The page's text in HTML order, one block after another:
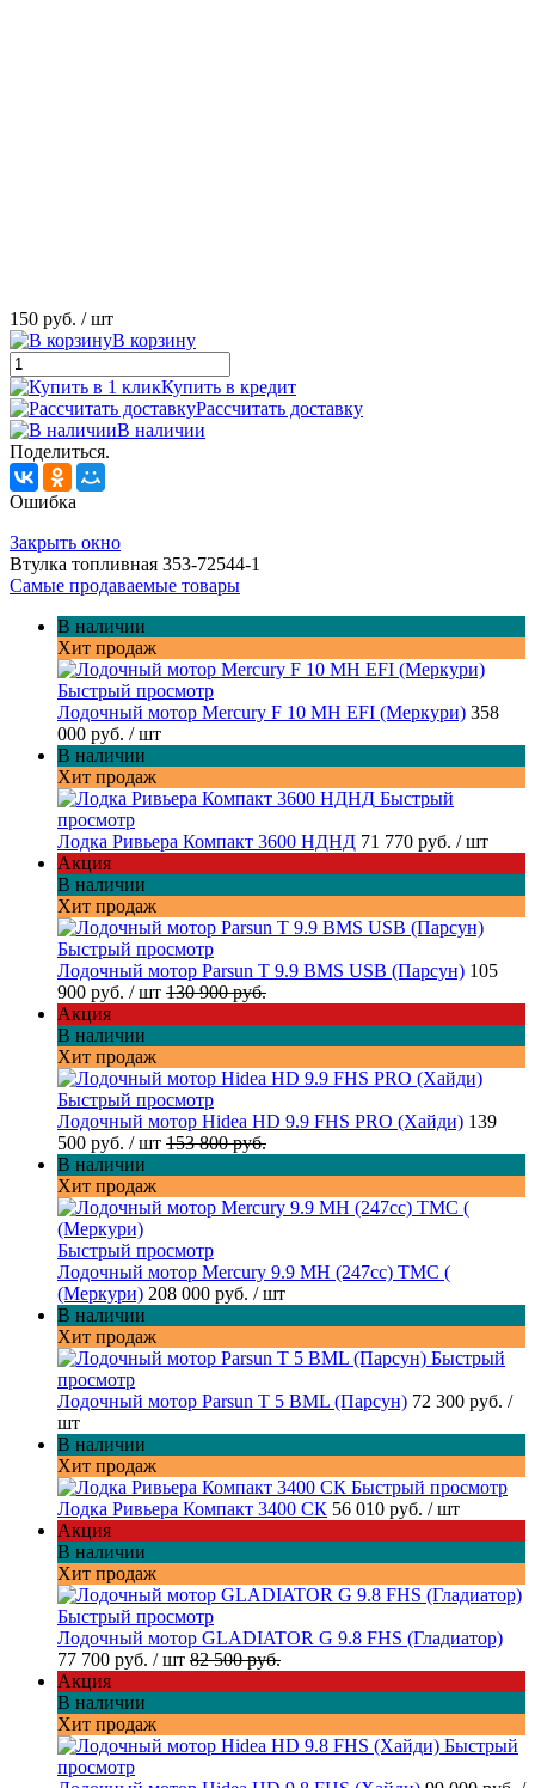
150 руб. / шт
В корзину
Купить в кредит
Рассчитать доставку
В наличии
Поделиться.
Ошибка
Закрыть окно
Втулка топливная 353-72544-1
Самые продаваемые товары
В наличии
Хит продаж
Быстрый просмотр
Лодочный мотор Mercury F 10 MH EFI (Меркури) 358
000 руб. / шт
В наличии
Хит продаж
Быстрый
просмотр
Лодка Ривьера Компакт 3600 НДНД 71 770 руб. / шт
Акция
В наличии
Хит продаж
Быстрый просмотр
Лодочный мотор Parsun T 9.9 BMS USB (Парсун) 105
900 руб. / шт 130 900 руб.
Акция
В наличии
Хит продаж
Быстрый просмотр
Лодочный мотор Hidea HD 9.9 FHS PRO (Хайди) 139
500 руб. / шт 153 800 руб.
В наличии
Хит продаж
Быстрый просмотр
Лодочный мотор Mercury 9.9 МН (247cc) TMC (
(Меркури) 208 000 руб. / шт
В наличии
Хит продаж
Быстрый
просмотр
Лодочный мотор Parsun T 5 BML (Парсун) 72 300 руб. /
шт
В наличии
Хит продаж
Быстрый просмотр
Лодка Ривьера Компакт 3400 СК 56 010 руб. / шт
Акция
В наличии
Хит продаж
Быстрый просмотр
Лодочный мотор GLADIATOR G 9.8 FHS (Гладиатор)
77 700 руб. / шт 82 500 руб.
Акция
В наличии
Хит продаж
Быстрый
просмотр